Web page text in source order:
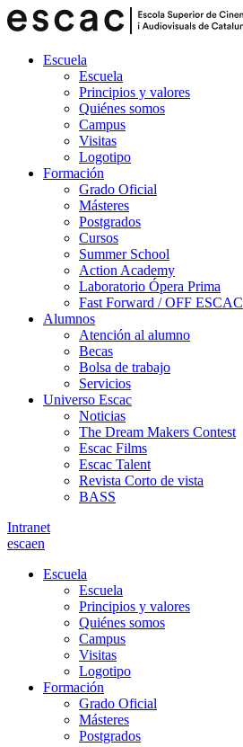
Escuela
Escuela
Principios y valores
Quiénes somos
Campus
Visitas
Logotipo
Formación
Grado Oficial
Másteres
Postgrados
Cursos
Summer School
Action Academy
Laboratorio Ópera Prima
Fast Forward / OFF ESCAC
Alumnos
Atención al alumno
Becas
Bolsa de trabajo
Servicios
Universo Escac
Noticias
The Dream Makers Contest
Escac Films
Escac Talent
Revista Corto de vista
BASS
Intranet
escaen
Escuela
Escuela
Principios y valores
Quiénes somos
Campus
Visitas
Logotipo
Formación
Grado Oficial
Másteres
Postgrados